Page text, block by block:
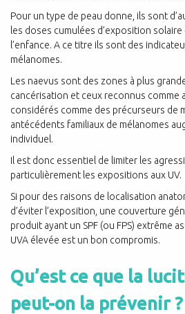
Pour un type de peau donne, ils sont
les doses cumulées d’exposition
l’enfance. A ce titre ils sont des
mélanomes.
Les naevus sont des zones à plus
cancérisation et ceux reconnus comme
considérés comme des précurseurs de
antécédents familiaux de mélanomes
individuel.
Il est donc essentiel de limiter les
particulièrement les expositions aux UV.
Si pour des raisons de localisation
d’éviter l’exposition, une couverture
produit ayant un SPF (ou FPS) extrême
UVA élevée est un bon compromis.
Qu’est ce que la
peut-on la prévenir ?